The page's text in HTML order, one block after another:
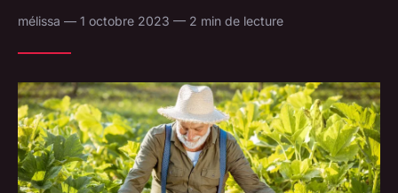
mélissa — 1 octobre 2023 — 2 min de lecture